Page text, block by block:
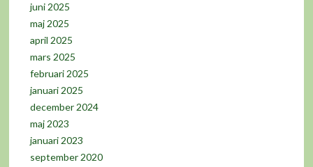
juni 2025
maj 2025
april 2025
mars 2025
februari 2025
januari 2025
december 2024
maj 2023
januari 2023
september 2020